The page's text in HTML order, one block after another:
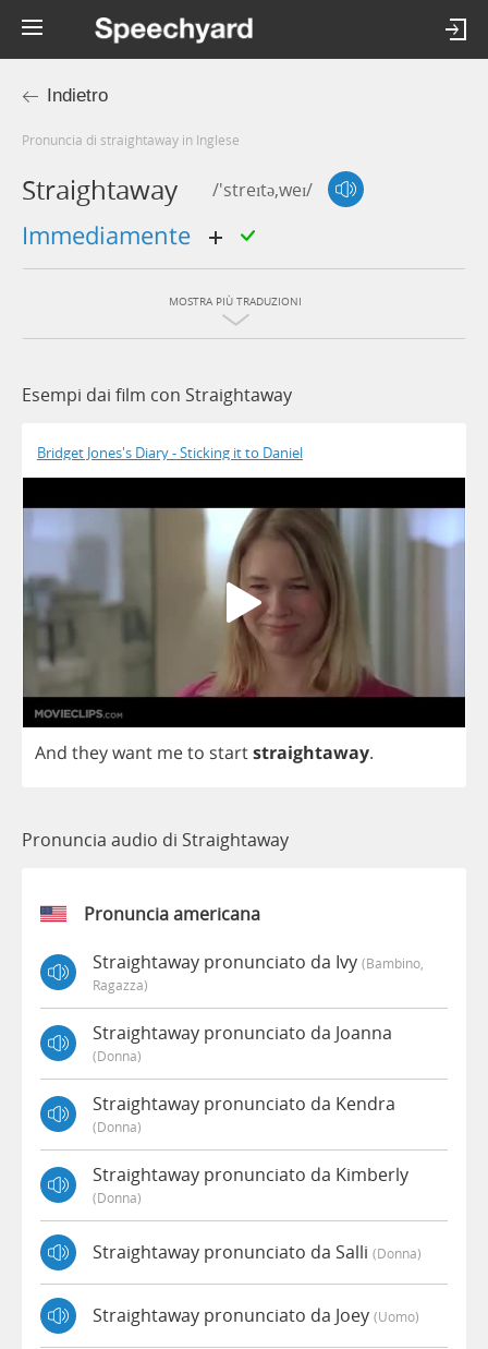
Indietro
Pronuncia di straightaway in Inglese
Straightaway /'streɪtə,weɪ/
immediamente
MOSTRA PIÙ TRADUZIONI
Esempi dai film con Straightaway
Bridget Jones's Diary - Sticking it to Daniel
And theywant meto startstraightaway.
Pronuncia audio di Straightaway
Pronuncia americana
Straightaway pronunciato da Ivy (bambino,
Ragazza)
Straightaway pronunciato da Joanna
(donna)
Straightaway pronunciato da Kendra
(donna)
Straightaway pronunciato da Kimberly
(donna)
Straightaway pronunciato da Salli (donna)
Straightaway pronunciato da Joey (uomo)